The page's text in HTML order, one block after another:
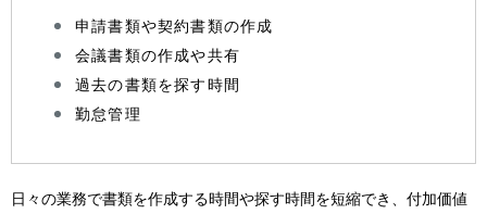
申請書類や契約書類の作成
会議書類の作成や共有
過去の書類を探す時間
勤怠管理
日々の業務で書類を作成する時間や探す時間を短縮でき、付加価値